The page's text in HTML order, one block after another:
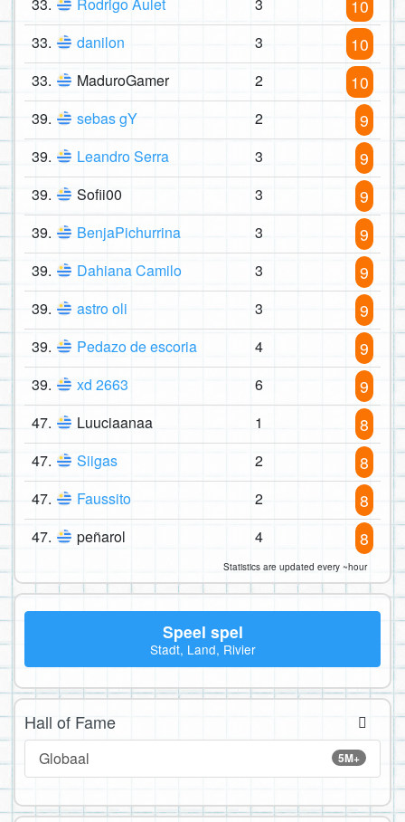
33. Rodrigo Aulet 3 10
33. danilon 3 10
33. MaduroGamer 2 10
39. sebas gY 2 9
39. Leandro Serra 3 9
39. Sofii00 3 9
39. BenjaPichurrina 3 9
39. Dahiana Camilo 3 9
39. astro oli 3 9
39. Pedazo de escoria 4 9
39. xd 2663 6 9
47. Luuciaanaa 1 8
47. Siigas 2 8
47. Faussito 2 8
47. peñarol 4 8
Statistics are updated every ~hour
Speel spel
Stadt, Land, Rivier
Hall of Fame
5M+
Globaal